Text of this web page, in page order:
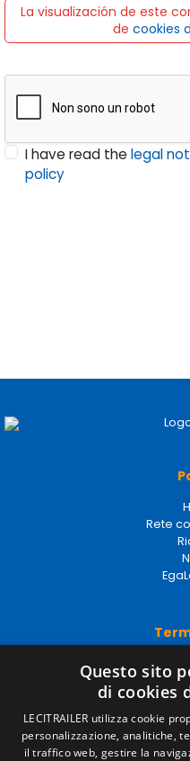
La visualización de este
de cookies
I have read thelegal
policy
Rete
Condizioni
Questo sito
di cookies
LECITRAILER utilizza cookie
personalizzazione, analitiche,
il traffico web, gestire la